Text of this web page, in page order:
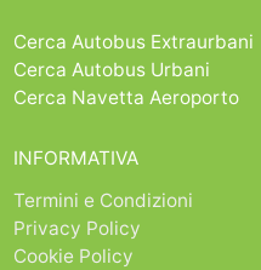
Cerca Autobus Extraurbani
Cerca Autobus Urbani
Cerca Navetta Aeroporto
INFORMATIVA
Termini e Condizioni
Privacy Policy
Cookie Policy